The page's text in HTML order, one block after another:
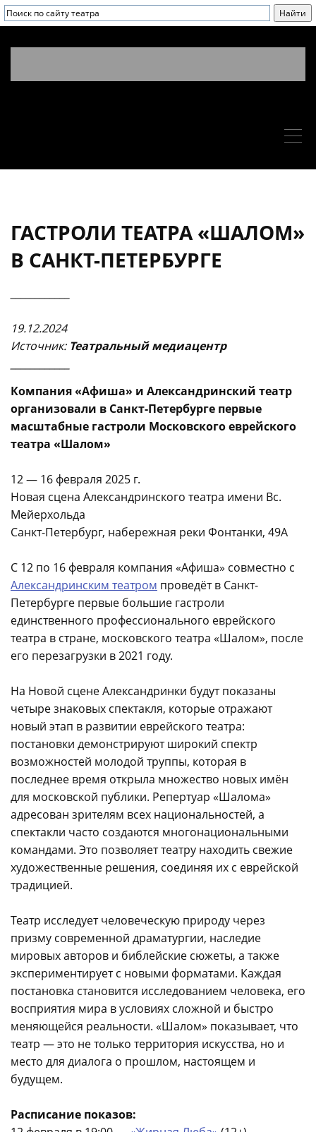
ГАСТРОЛИ ТЕАТРА «ШАЛОМ»
В САНКТ-ПЕТЕРБУРГЕ
19.12.2024
Источник: Театральный медиацентр
Компания «Афиша» и Александринский театр
организовали в Санкт-Петербурге первые
масштабные гастроли Московского еврейского
театра «Шалом»
12 — 16 февраля 2025 г.
Новая сцена Александринского театра имени Вс.
Мейерхольда
Санкт-Петербург, набережная реки Фонтанки, 49А
С 12 по 16 февраля компания «Афиша» совместно с
Александринским театром проведёт в Санкт-
Петербурге первые большие гастроли
единственного профессионального еврейского
театра в стране, московского театра «Шалом», после
его перезагрузки в 2021 году.
На Новой сцене Александринки будут показаны
четыре знаковых спектакля, которые отражают
новый этап в развитии еврейского театра:
постановки демонстрируют широкий спектр
возможностей молодой труппы, которая в
последнее время открыла множество новых имён
для московской публики. Репертуар «Шалома»
адресован зрителям всех национальностей, а
спектакли часто создаются многонациональными
командами. Это позволяет театру находить свежие
художественные решения, соединяя их с еврейской
традицией.
Театр исследует человеческую природу через
призму современной драматургии, наследие
мировых авторов и библейские сюжеты, а также
экспериментирует с новыми форматами. Каждая
постановка становится исследованием человека, его
восприятия мира в условиях сложной и быстро
меняющейся реальности. «Шалом» показывает, что
театр — это не только территория искусства, но и
место для диалога о прошлом, настоящем и
будущем.
Расписание показов: